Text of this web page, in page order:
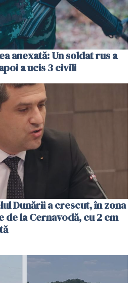
anexată: Un soldat rus a
a ucis 3 civili
Dunării a crescut, în zona
la Cernavodă, cu 2 cm